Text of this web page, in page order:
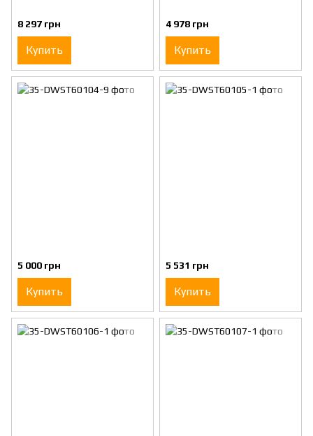
8 297 грн
Купить
4 978 грн
Купить
5 000 грн
Купить
5 531 грн
Купить